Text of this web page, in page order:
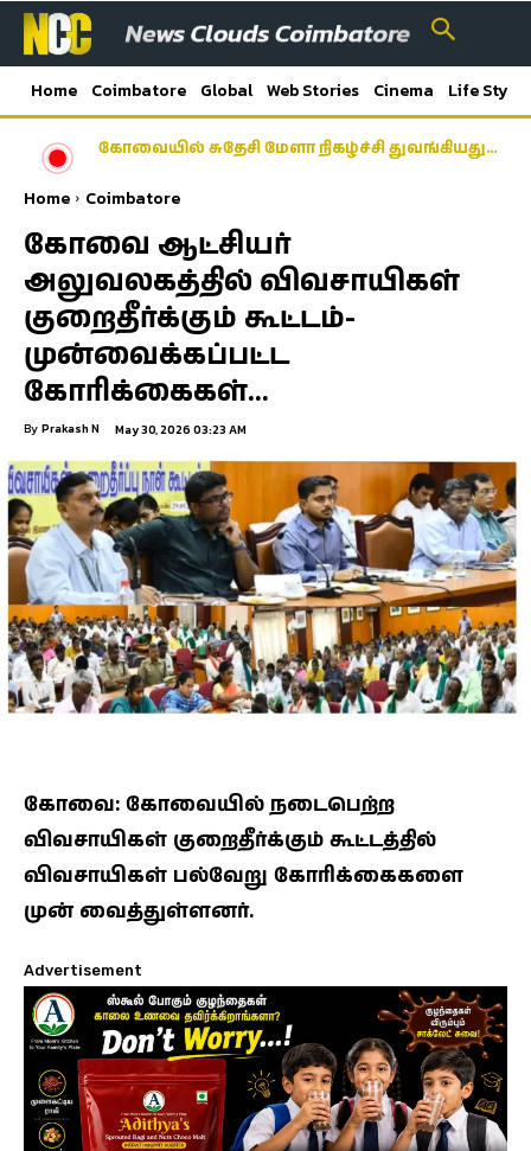
Home Coimbatore Global Web Stories Cinema Life Style
கோவையில் சுதேசி மேளா நிகழ்ச்சி துவங்கியது…
Home Coimbatore
கோவை ஆட்சியர்
அலுவலகத்தில் விவசாயிகள்
குறைதீர்க்கும் கூட்டம்-
முன்வைக்கப்பட்ட
கோரிக்கைகள்…
By Prakash N May 30, 2026 03:23 AM
கோவை: கோவையில் நடைபெற்ற
விவசாயிகள் குறைதீர்க்கும் கூட்டத்தில்
விவசாயிகள் பல்வேறு கோரிக்கைகளை
முன் வைத்துள்ளனர்.
Advertisement